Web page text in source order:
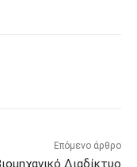
Επόμενο άρθρο
Διαδίκτυο